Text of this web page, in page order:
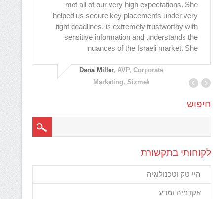
met all of our very high expectations. She
helped us secure key placements under very
tight deadlines, is extremely trustworthy with
sensitive information and understands the
nuances of the Israeli market. She
Dana Miller, AVP, Corporate
Marketing, Sizmek
חיפוש
לקוחותי בתקשורת
היי טק וטכנולוגיה
אקדמיה ומדע